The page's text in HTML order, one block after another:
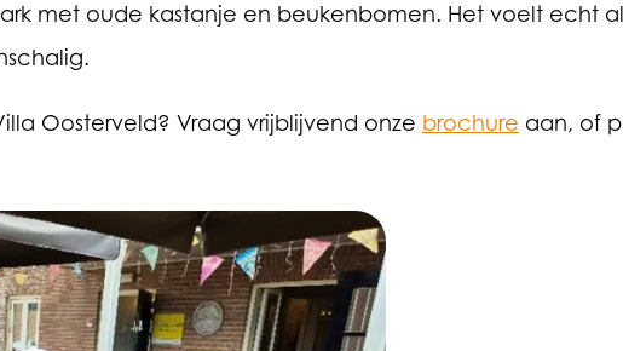
met oude kastanje en beukenbomen. Het voelt echt
Oosterveld? Vraag vrijblijvend onze brochure aan, of